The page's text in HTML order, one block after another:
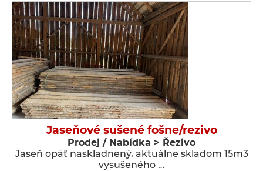
Jaseňové sušené fošne/rezivo
Prodej / Nabídka > Řezivo
Jaseň opäť naskladnený, aktuálne skladom 15m3
vysušeného …